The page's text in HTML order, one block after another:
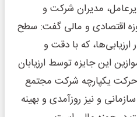
مدیران شرکت و
اقتصادی و مالی گفت: سطح
ارزیابی‌ها، که با دقت و
این جایزه توسط ارزیابان
یکپارچه شرکت مجتمع
و نیز روزآمدی و بهینه